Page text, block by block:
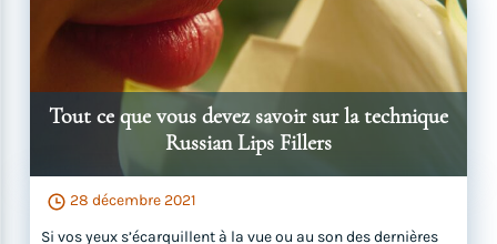
28 décembre 2021
Tout ce que vous devez savoir sur la technique
Russian Lips Fillers
Si vos yeux s’écarquillent à la vue ou au son des dernières